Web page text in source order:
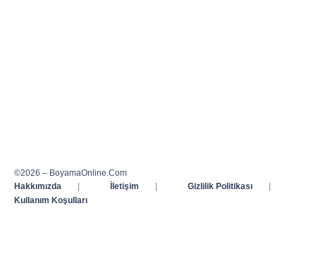
©2026 – BoyamaOnline.Com
Hakkımızda
| İletişim | Gizlilik Politikası
|
Kullanım Koşulları